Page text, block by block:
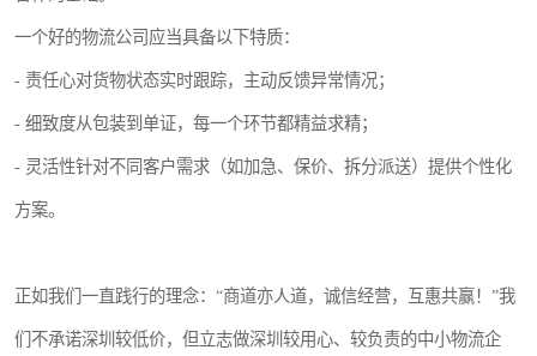
一个好的物流公司应当具备以下特质：
- 责任心对货物状态实时跟踪，主动反馈异常情况；
- 细致度从包装到单证，每一个环节都精益求精；
- 灵活性针对不同客户需求（如加急、保价、拆分派送）提供个性化
方案。
正如我们一直践行的理念：“商道亦人道，诚信经营，互惠共赢！”我
们不承诺深圳较低价，但立志做深圳较用心、较负责的中小物流企